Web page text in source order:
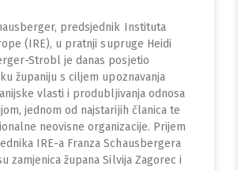
predsjednik Instituta
(IRE), u pratnji supruge Heidi
Strobl je danas posjetio
županiju s ciljem upoznavanja
vlasti i produbljivanja odnosa
jednom od najstarijih članica te
neovisne organizacije. Prijem
IRE-a Franza Schausbergera
zamjenica župana Silvija Zagorec i